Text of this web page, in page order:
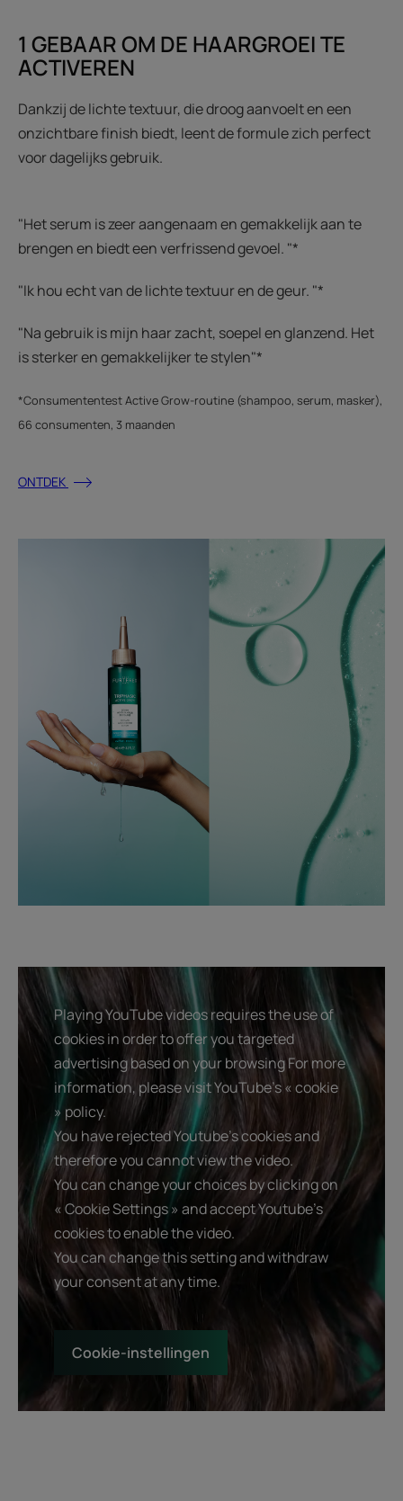
1 GEBAAR OM DE HAARGROEI TE
ACTIVEREN
Dankzij de lichte textuur, die droog aanvoelt en een
onzichtbare finish biedt, leent de formule zich perfect
voor dagelijks gebruik.
"Het serum is zeer aangenaam en gemakkelijk aan te
brengen en biedt een verfrissend gevoel. "*
"Ik hou echt van de lichte textuur en de geur. "*
"Na gebruik is mijn haar zacht, soepel en glanzend. Het
is sterker en gemakkelijker te stylen"*
*Consumententest Active Grow-routine (shampoo, serum, masker),
66 consumenten, 3 maanden
ONTDEK
Playing YouTube videos requires the use of
cookies in order to offer you targeted
advertising based on your browsing For more
information, please visit YouTube's « cookie
» policy.
You have rejected Youtube's cookies and
therefore you cannot view the video.
You can change your choices by clicking on
« Cookie Settings » and accept Youtube's
cookies to enable the video.
You can change this setting and withdraw
your consent at any time.
Cookie-instellingen